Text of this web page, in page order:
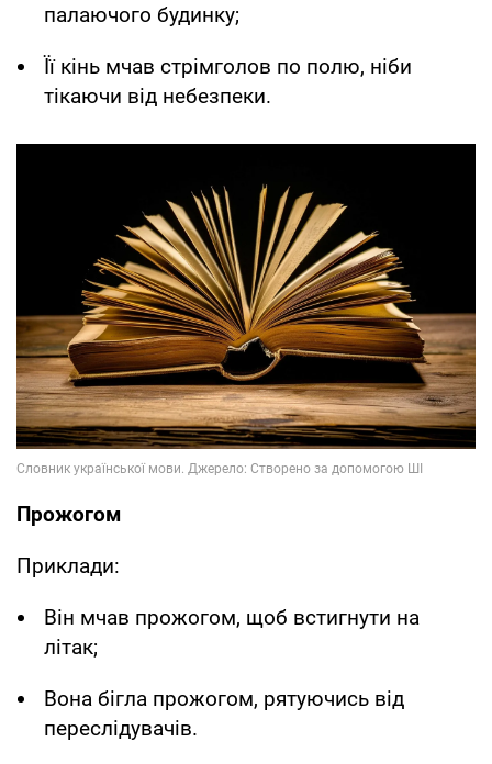
палаючого будинку;
Її кінь мчав стрімголов по полю, ніби
тікаючи від небезпеки.
Прожогом
Приклади:
Він мчав прожогом, щоб встигнути на
літак;
Вона бігла прожогом, рятуючись від
переслідувачів.